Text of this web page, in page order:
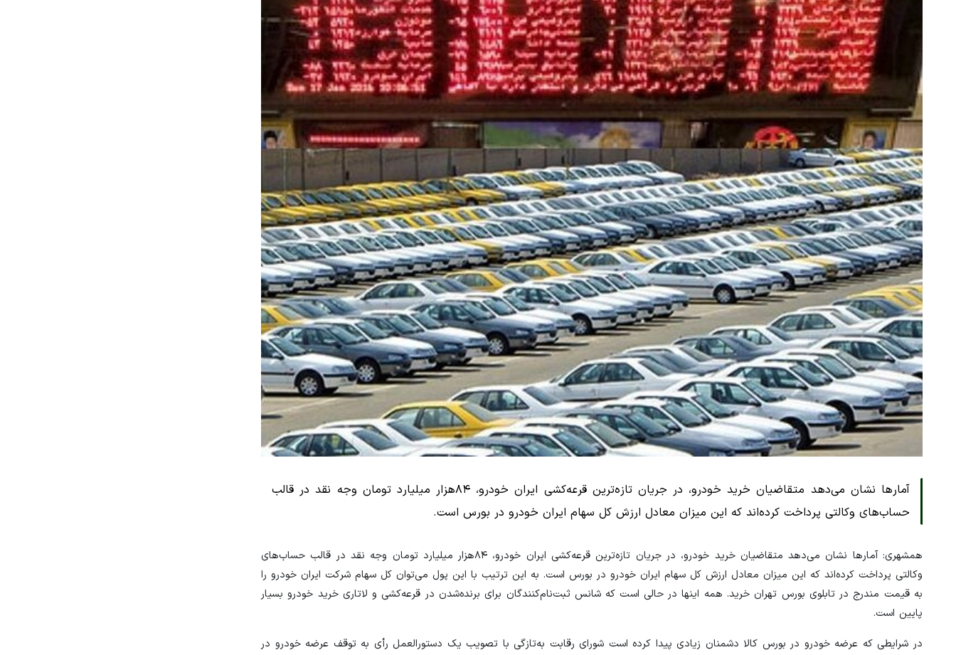
آمارها نشان می‌دهد متقاضیان خرید خودرو، در جریان تازه‌ترین قرعه‌کشی ایران خودرو، ۸۴هزار میلیارد تومان وجه نقد در قالب
حساب‌های وکالتی پرداخت کرده‌اند که این میزان معادل ارزش کل سهام ایران خودرو در بورس است.
همشهری: آمارها نشان می‌دهد متقاضیان خرید خودرو، در جریان تازه‌ترین قرعه‌کشی ایران خودرو، ۸۴هزار میلیارد تومان وجه نقد در قالب حساب‌های
وکالتی پرداخت کرده‌اند که این میزان معادل ارزش کل سهام ایران خودرو در بورس است. به این ترتیب با این پول می‌توان کل سهام شرکت ایران خودرو را
به قیمت مندرج در تابلوی بورس تهران خرید. همه اینها در حالی است که شانس ثبت‌نام‌کنندگان برای برنده‌شدن در قرعه‌کشی و لاتاری خرید خودرو بسیار
پایین است.
در شرایطی که عرضه خودرو در بورس کالا دشمنان زیادی پیدا کرده است شورای رقابت به‌تازگی با تصویب یک دستورالعمل رأی به توقف عرضه خودرو در